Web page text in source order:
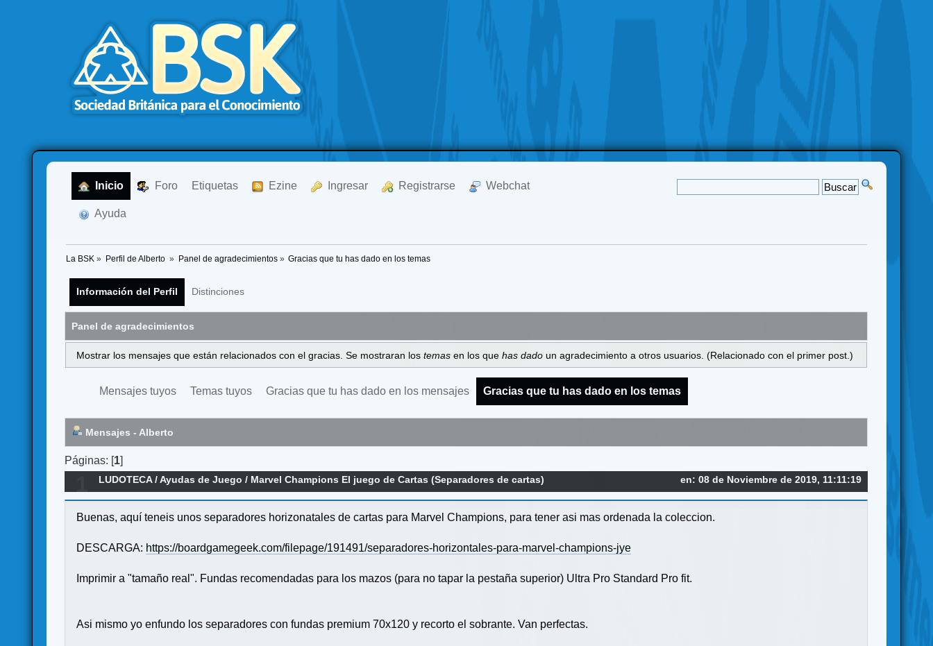
Inicio Foro Etiquetas Ezine Ingresar Registrarse Webchat
Ayuda
La BSK » Perfil de Alberto » Panel de agradecimientos» Gracias que tu has dado en los temas
Información del Perfil Distinciones
Panel de agradecimientos
Mostrar los mensajes que están relacionados con el gracias. Se mostraran los temas en los que has dado un agradecimiento a otros usuarios. (Relacionado con el primer post.)
Mensajes tuyos Temas tuyos Gracias que tu has dado en los mensajes Gracias que tu has dado en los temas
Mensajes - Alberto
Páginas: [1]
en: 08 de Noviembre de 2019, 11:11:19
LUDOTECA/Ayudas de Juego / Marvel Champions El juego de Cartas (Separadores de cartas)
Buenas, aquí teneis unos separadores horizonatales de cartas para Marvel Champions, para tener asi mas ordenada la coleccion.
DESCARGA: https://boardgamegeek.com/filepage/191491/separadores-horizontales-para-marvel-champions-jye
Imprimir a "tamaño real". Fundas recomendadas para los mazos (para no tapar la pestaña superior) Ultra Pro Standard Pro fit.
Asi mismo yo enfundo los separadores con fundas premium 70x120 y recorto el sobrante. Van perfectas.